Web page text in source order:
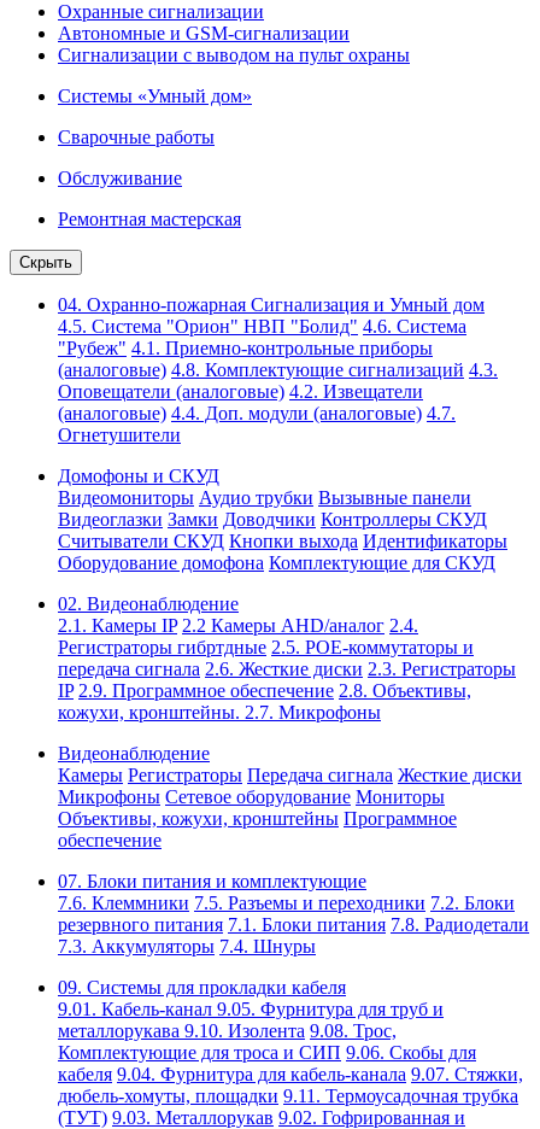
Охранные сигнализации
Автономные и GSM-сигнализации
Сигнализации с выводом на пульт охраны
Системы «Умный дом»
Сварочные работы
Обслуживание
Ремонтная мастерская
Скрыть
04. Охранно-пожарная Сигнализация и Умный дом
4.5. Система "Орион" НВП "Болид" 4.6. Система
"Рубеж" 4.1. Приемно-контрольные приборы
(аналоговые) 4.8. Комплектующие сигнализаций 4.3.
Оповещатели (аналоговые) 4.2. Извещатели
(аналоговые) 4.4. Доп. модули (аналоговые) 4.7.
Огнетушители
Домофоны и СКУД
Видеомониторы Аудио трубки Вызывные панели
Видеоглазки Замки Доводчики Контроллеры СКУД
Считыватели СКУД Кнопки выхода Идентификаторы
Оборудование домофона Комплектующие для СКУД
02. Видеонаблюдение
2.1. Камеры IP 2.2 Камеры AHD/аналог 2.4.
Регистраторы гибртдные 2.5. РОЕ-коммутаторы и
передача сигнала 2.6. Жесткие диски 2.3. Регистраторы
IP 2.9. Программное обеспечение 2.8. Объективы,
кожухи, кронштейны. 2.7. Микрофоны
Видеонаблюдение
Камеры Регистраторы Передача сигнала Жесткие диски
Микрофоны Сетевое оборудование Мониторы
Объективы, кожухи, кронштейны Программное
обеспечение
07. Блоки питания и комплектующие
7.6. Клеммники 7.5. Разъемы и переходники 7.2. Блоки
резервного питания 7.1. Блоки питания 7.8. Радиодетали
7.3. Аккумуляторы 7.4. Шнуры
09. Системы для прокладки кабеля
9.01. Кабель-канал 9.05. Фурнитура для труб и
металлорукава 9.10. Изолента 9.08. Трос,
Комплектующие для троса и СИП 9.06. Скобы для
кабеля 9.04. Фурнитура для кабель-канала 9.07. Стяжки,
дюбель-хомуты, площадки 9.11. Термоусадочная трубка
(ТУТ) 9.03. Металлорукав 9.02. Гофрированная и